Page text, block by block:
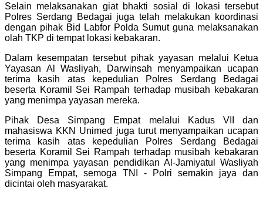
Selain melaksanakan giat bhakti sosial di lokasi tersebut
Polres Serdang Bedagai juga telah melakukan koordinasi
dengan pihak Bid Labfor Polda Sumut guna melaksanakan
olah TKP di tempat lokasi kebakaran.
Dalam kesempatan tersebut pihak yayasan melalui Ketua
Yayasan Al Wasliyah, Darwinsah menyampaikan ucapan
terima kasih atas kepedulian Polres Serdang Bedagai
beserta Koramil Sei Rampah terhadap musibah kebakaran
yang menimpa yayasan mereka.
Pihak Desa Simpang Empat melalui Kadus VII dan
mahasiswa KKN Unimed juga turut menyampaikan ucapan
terima kasih atas kepedulian Polres Serdang Bedagai
beserta Koramil Sei Rampah terhadap musibah kebakaran
yang menimpa yayasan pendidikan Al-Jamiyatul Wasliyah
Simpang Empat, semoga TNI - Polri semakin jaya dan
dicintai oleh masyarakat.